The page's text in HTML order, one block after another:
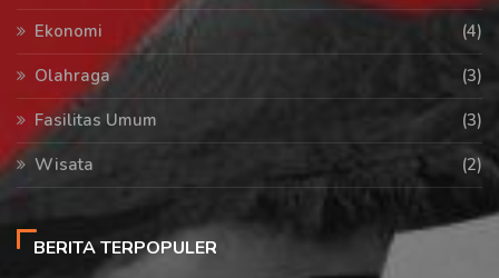
Ekonomi
(4)
Olahraga
(3)
Fasilitas Umum
(3)
Wisata
(2)
BERITA TERPOPULER